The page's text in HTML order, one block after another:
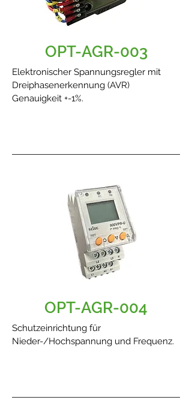
OPT-AGR-003
Elektronischer Spannungsregler mit
Dreiphasenerkennung (AVR)
Genauigkeit +-1%.
OPT-AGR-004
Schutzeinrichtung für
Nieder-/Hochspannung und Frequenz.